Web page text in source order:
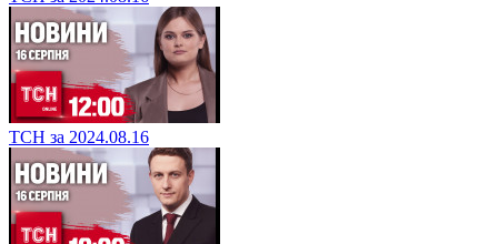
ТСН за 2024.08.16